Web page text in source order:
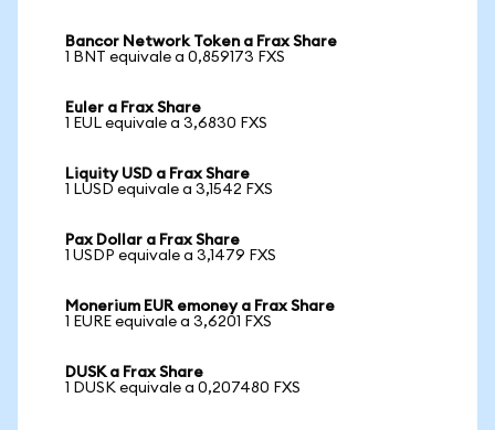
Bancor Network Token a Frax Share
1 BNT equivale a 0,859173 FXS
Euler a Frax Share
1 EUL equivale a 3,6830 FXS
Liquity USD a Frax Share
1 LUSD equivale a 3,1542 FXS
Pax Dollar a Frax Share
1 USDP equivale a 3,1479 FXS
Monerium EUR emoney a Frax Share
1 EURE equivale a 3,6201 FXS
DUSK a Frax Share
1 DUSK equivale a 0,207480 FXS